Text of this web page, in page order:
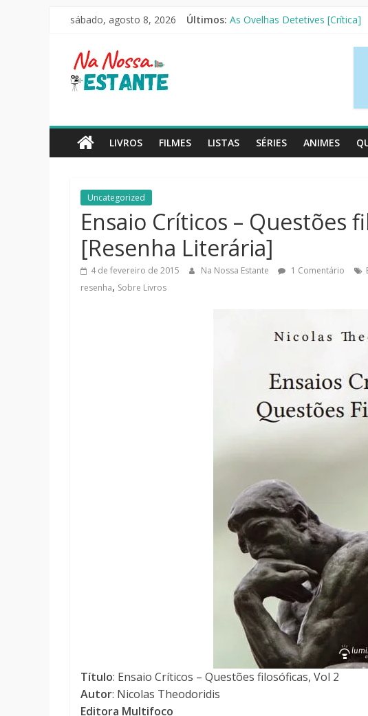
Pular
conteúdo
sábado, agosto 8, 2026 Últimos: O Pistoleiro [Resenha Literária]
Mestres do Universo [Crtítica]
Na
Nossa
Estante
livros,
filmes,
séries
notícias
LIVROS FILMES LISTAS SÉRIES ANIMES
Uncategorized
Ensaio Críticos – Questões
[Resenha Literária]
4 de fevereiro de 2015 Na Nossa Estante 1 Comentário
resenha, Sobre Livros
Título: Ensaio Críticos – Questões filosóficas, Vol 2
Autor: Nicolas Theodoridis
Editora Multifoco